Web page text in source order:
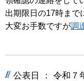
出期限日の17時まで
大変お手数ですが調
公表日 ： 令和７